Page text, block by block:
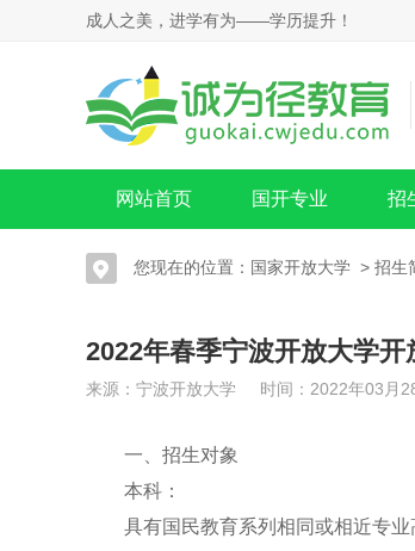
成人之美，进学有为——学历提升！
网站首页 国开专业 招
您现在的位置： 国家开放大学 > 招生
2022年春季宁波开放大学
来源：宁波开放大学 时间：2022年03月
一、招生对象
本科：
具有国民教育系列相同或相近专业